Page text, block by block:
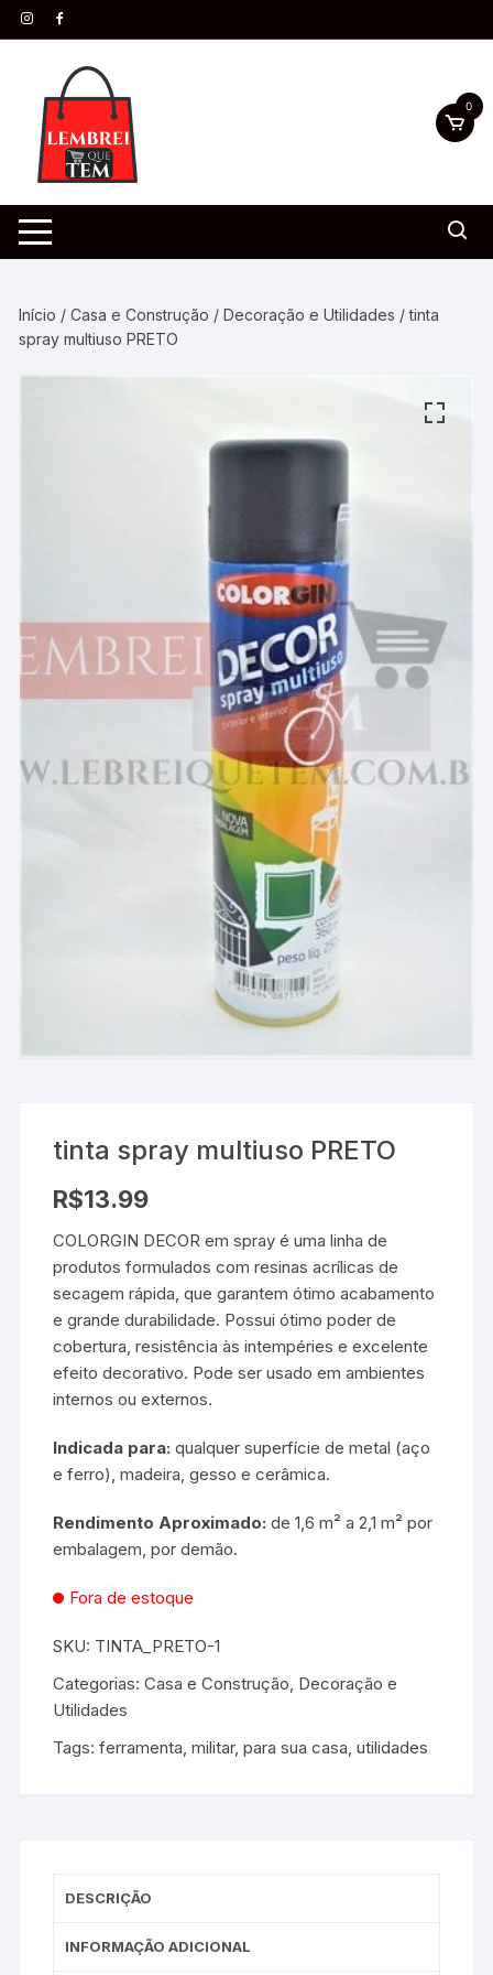
0
Início /Casa e Construção /Decoração e Utilidades / tinta
spray multiuso PRETO
tinta spray multiuso PRETO
R$13.99
COLORGIN DECOR em spray é uma linha de
produtos formulados com resinas acrílicas de
secagem rápida, que garantem ótimo acabamento
e grande durabilidade. Possui ótimo poder de
cobertura, resistência às intempéries e excelente
efeito decorativo. Pode ser usado em ambientes
internos ou externos.
Indicada para: qualquer superfície de metal (aço
e ferro), madeira, gesso e cerâmica.
Rendimento Aproximado: de 1,6 m² a 2,1 m² por
embalagem, por demão.
Fora de estoque
SKU: TINTA_PRETO-1
Categorias:Casa e Construção, Decoração e
Utilidades
Tags:ferramenta,militar,para sua casa,utilidades
DESCRIÇÃO
INFORMAÇÃO ADICIONAL